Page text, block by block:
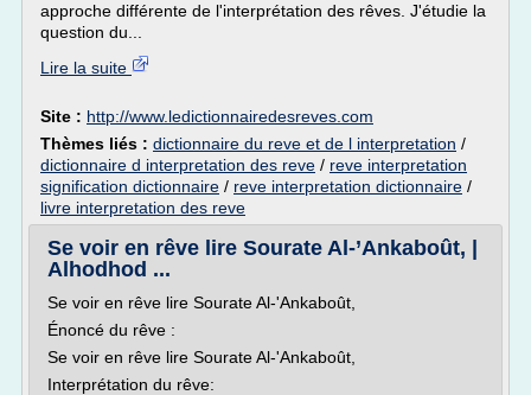
approche différente de l'interprétation des rêves. J'étudie la
question du...
Lire la suite
Site : http://www.ledictionnairedesreves.com
Thèmes liés : dictionnaire du reve et de l interpretation /
dictionnaire d interpretation des reve / reve interpretation
signification dictionnaire / reve interpretation dictionnaire /
livre interpretation des reve
Se voir en rêve lire Sourate Al-’Ankaboût, |
Alhodhod ...
Se voir en rêve lire Sourate Al-'Ankaboût,
Énoncé du rêve :
Se voir en rêve lire Sourate Al-'Ankaboût,
Interprétation du rêve: